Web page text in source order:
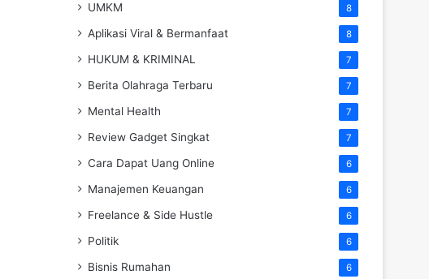
UMKM 8
Aplikasi Viral & Bermanfaat 8
HUKUM & KRIMINAL 7
Berita Olahraga Terbaru 7
Mental Health 7
Review Gadget Singkat 7
Cara Dapat Uang Online 6
Manajemen Keuangan 6
Freelance & Side Hustle 6
Politik 6
Bisnis Rumahan 6